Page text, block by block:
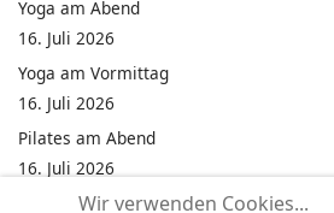
Yoga am Abend
16. Juli 2026
Yoga am Vormittag
16. Juli 2026
Pilates am Abend
16. Juli 2026
Jumping Fitness Intervall
Wir verwenden Cookies...